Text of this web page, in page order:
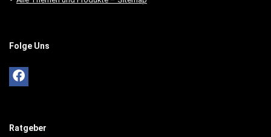
Folge Uns
Ratgeber